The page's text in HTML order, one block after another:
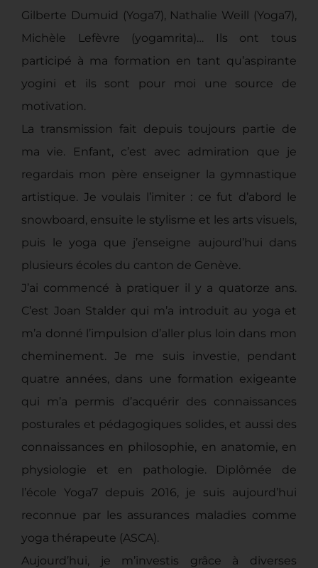
Gilberte Dumuid (Yoga7), Nathalie Weill (Yoga7),
Michèle Lefèvre (yogamrita)… Ils ont tous
participé à ma formation en tant qu’aspirante
yogini et ils sont pour moi une source de
motivation.
La transmission fait depuis toujours partie de
ma vie. Enfant, c’est avec admiration que je
regardais mon père enseigner la gymnastique
artistique. Je voulais l’imiter : ce fut d’abord le
snowboard, ensuite le stylisme et les arts visuels,
puis le yoga que j’enseigne aujourd’hui dans
plusieurs écoles du canton de Genève.
J’ai commencé à pratiquer il y a quatorze ans.
C’est Joan Stalder qui m’a introduit au yoga et
m’a donné l’impulsion d’aller plus loin dans mon
cheminement. Je me suis investie, pendant
quatre années, dans une formation exigeante
qui m’a permis d’acquérir des connaissances
posturales et pédagogiques solides, et aussi des
connaissances en philosophie, en anatomie, en
physiologie et en pathologie. Diplômée de
l’école Yoga7 depuis 2016, je suis aujourd’hui
reconnue par les assurances maladies comme
yoga thérapeute (ASCA).
Aujourd’hui, je m’investis grâce à diverses